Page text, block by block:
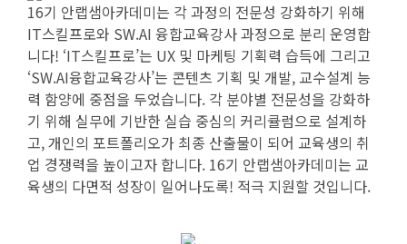
16기 안랩샘아카데미는 각 과정의 전문성 강화하기 위해
IT스킬프로와 SW.AI 융합교육강사 과정으로 분리 운영합
니다! ‘IT스킬프로’는 UX 및 마케팅 기획력 습득에 그리고
‘SW.AI융합교육강사’는 콘텐츠 기획 및 개발, 교수설계 능
력 함양에 중점을 두었습니다. 각 분야별 전문성을 강화하
기 위해 실무에 기반한 실습 중심의 커리큘럼으로 설계하
고, 개인의 포트폴리오가 최종 산출물이 되어 교육생의 취
업 경쟁력을 높이고자 합니다. 16기 안랩샘아카데미는 교
육생의 다면적 성장이 일어나도록! 적극 지원할 것입니다.